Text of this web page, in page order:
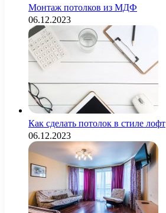
Монтаж потолков из МДФ
06.12.2023
Как сделать потолок в стиле лофт
06.12.2023